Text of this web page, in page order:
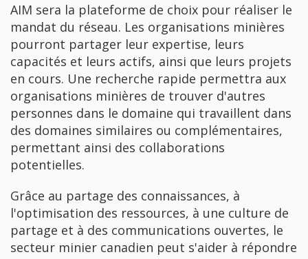
AIM sera la plateforme de choix pour réaliser le
mandat du réseau. Les organisations minières
pourront partager leur expertise, leurs
capacités et leurs actifs, ainsi que leurs projets
en cours. Une recherche rapide permettra aux
organisations minières de trouver d'autres
personnes dans le domaine qui travaillent dans
des domaines similaires ou complémentaires,
permettant ainsi des collaborations
potentielles.
Grâce au partage des connaissances, à
l'optimisation des ressources, à une culture de
partage et à des communications ouvertes, le
secteur minier canadien peut s'aider à répondre